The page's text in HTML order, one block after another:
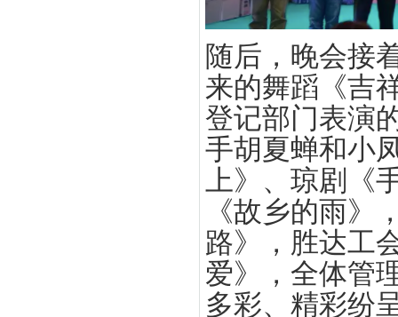
随后，晚会接
来的舞蹈《吉
登记部门表演
手胡夏蝉和小
上》、琼剧《
《故乡的雨》
路》，胜达工
爱》，全体管
多彩、精彩纷